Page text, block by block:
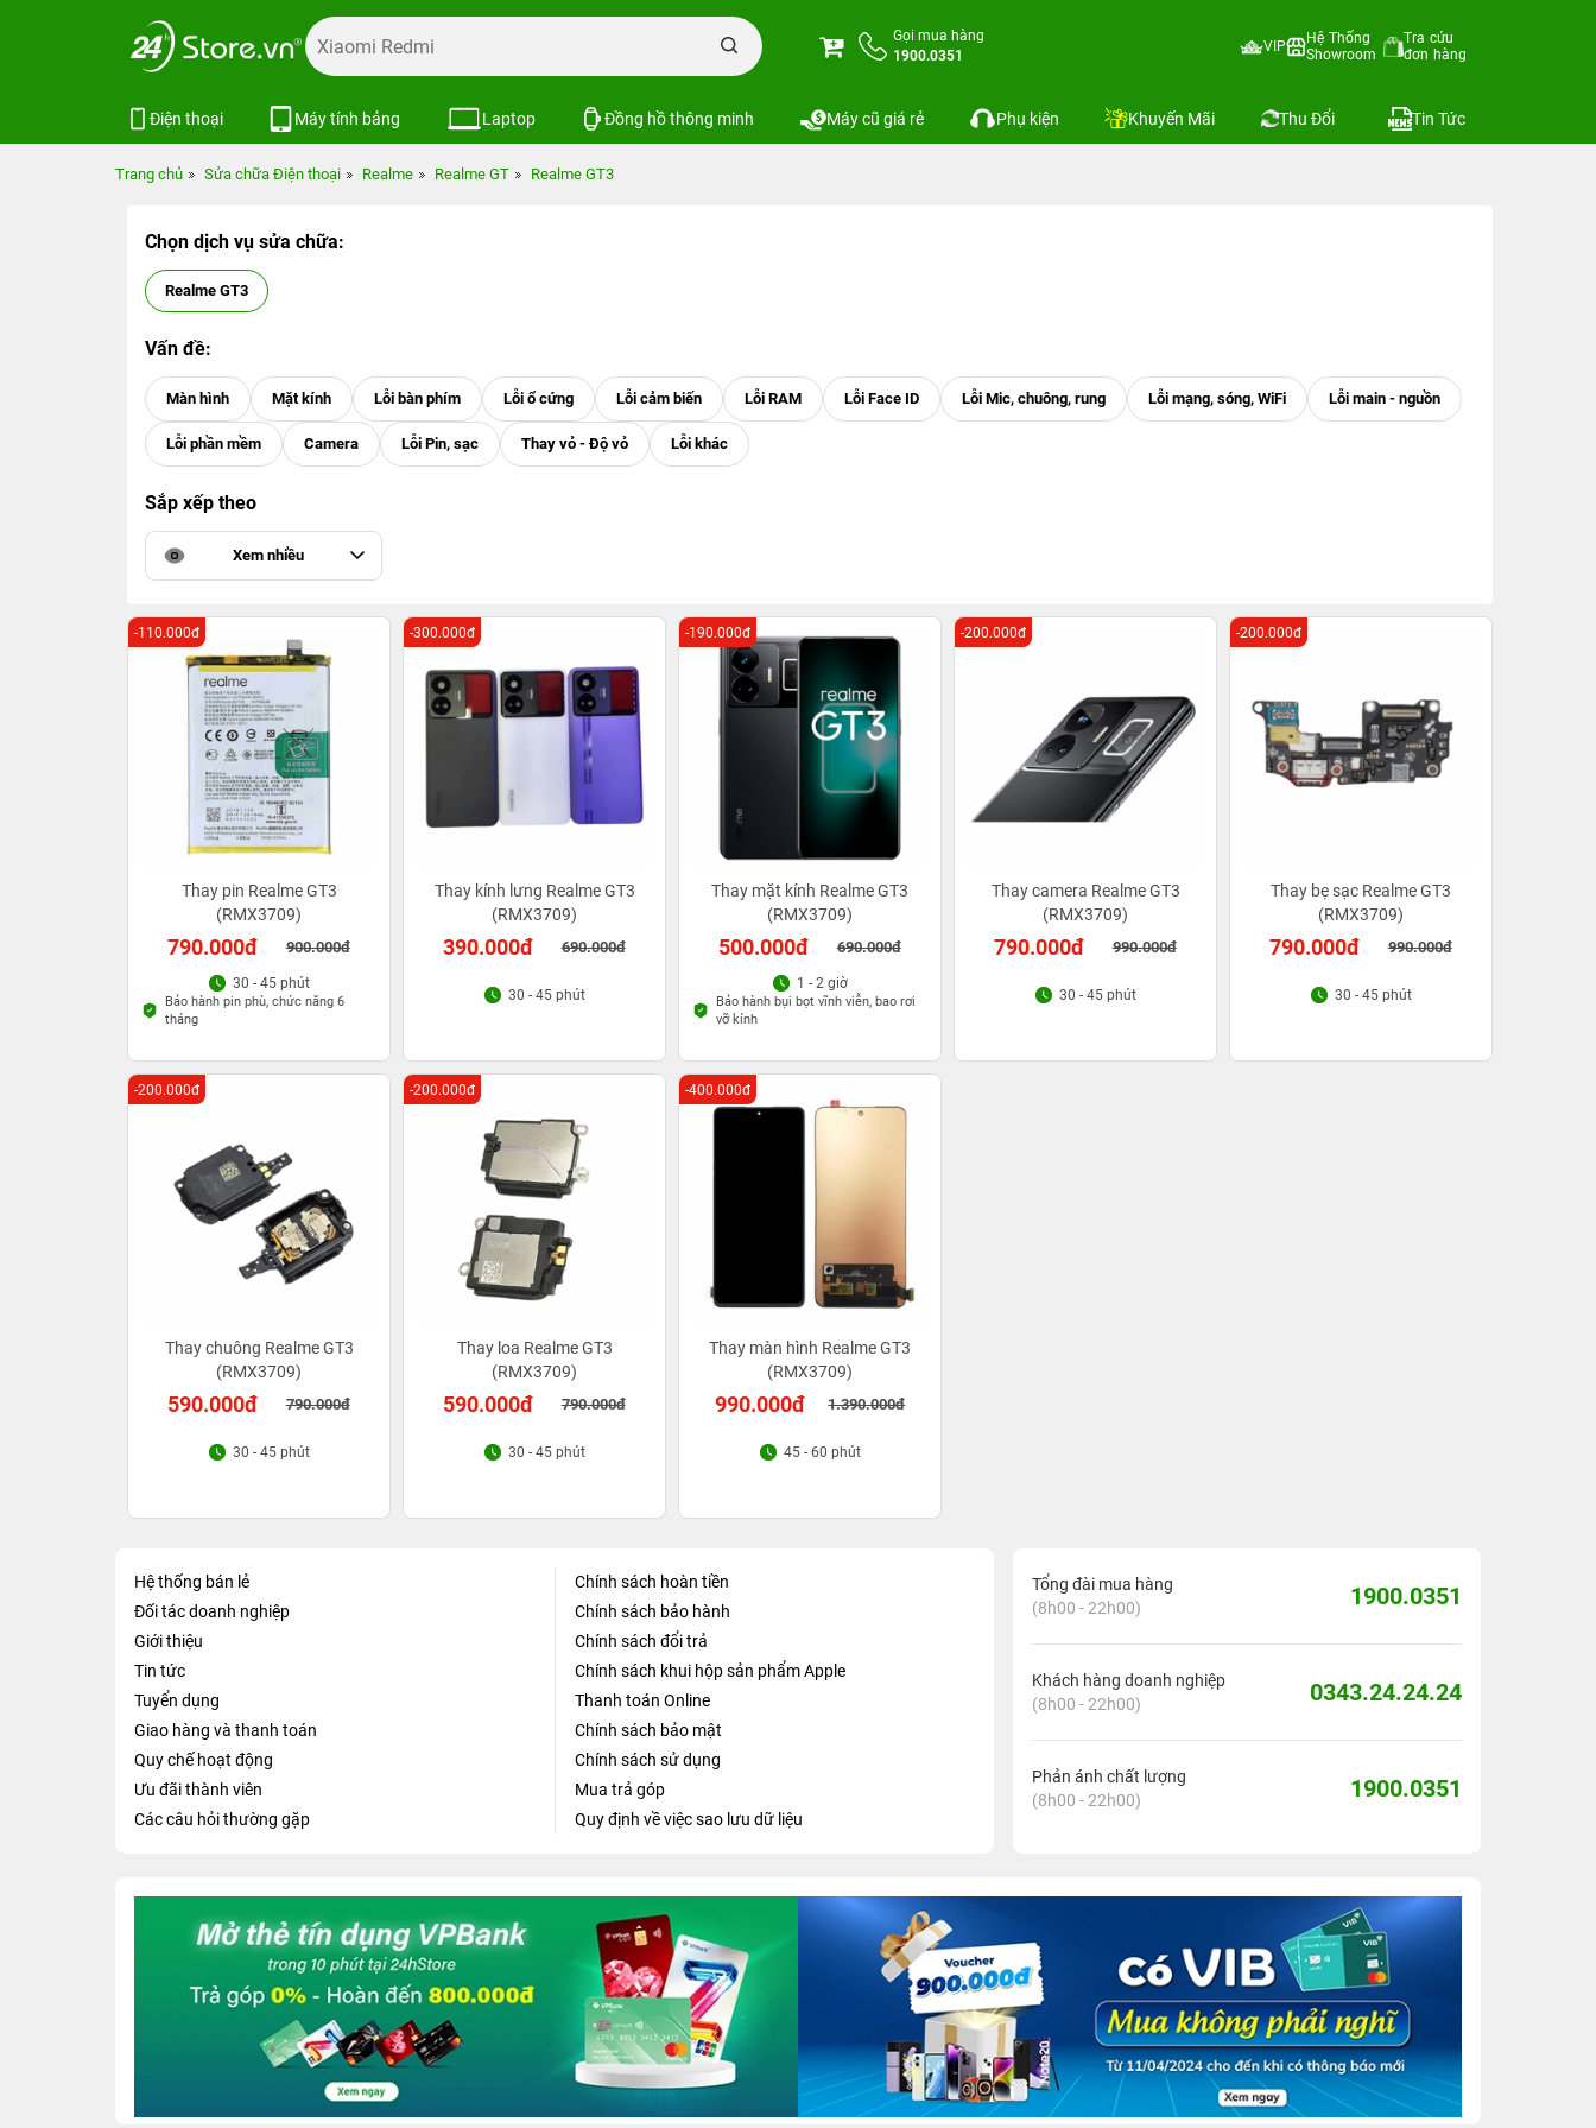
Gọi mua hàng
1900.0351
VIP
Hệ Thống
Showroom
Tra cứu
đơn hàng
Điện thoại Máy tính bảng Laptop Đồng hồ thông minh Máy cũ giá rẻ Phụ kiện Khuyến Mãi Thu Đổi Tin Tức
Trang chủ Sửa chữa Điện thoại Realme Realme GT Realme GT3
Chọn dịch vụ sửa chữa:
Realme GT3
Vấn đề:
Sắp xếp theo
Xem nhiều
Thay pin Realme GT3
(RMX3709)
790.000đ 900.000đ
-110.000đ
30 - 45 phút
Bảo hành pin phù, chức năng 6
tháng
Thay kính lưng Realme GT3
(RMX3709)
390.000đ 690.000đ
-300.000đ
30 - 45 phút
Thay mặt kính Realme GT3
(RMX3709)
500.000đ 690.000đ
-190.000đ
1 - 2 giờ
Bảo hành bụi bọt vĩnh viễn, bao rơi
vỡ kính
Thay camera Realme GT3
(RMX3709)
790.000đ 990.000đ
-200.000đ
30 - 45 phút
Thay bẹ sạc Realme GT3
(RMX3709)
790.000đ 990.000đ
-200.000đ
30 - 45 phút
Thay chuông Realme GT3
(RMX3709)
590.000đ 790.000đ
-200.000đ
30 - 45 phút
Thay loa Realme GT3
(RMX3709)
590.000đ 790.000đ
-200.000đ
30 - 45 phút
Thay màn hình Realme GT3
(RMX3709)
990.000đ 1.390.000đ
-400.000đ
45 - 60 phút
Hệ thống bán lẻ
Đối tác doanh nghiệp
Giới thiệu
Tin tức
Tuyển dụng
Giao hàng và thanh toán
Quy chế hoạt động
Ưu đãi thành viên
Các câu hỏi thường gặp
Chính sách hoàn tiền
Chính sách bảo hành
Chính sách đổi trả
Chính sách khui hộp sản phẩm Apple
Thanh toán Online
Chính sách bảo mật
Chính sách sử dụng
Mua trả góp
Quy định về việc sao lưu dữ liệu
Tổng đài mua hàng
(8h00 - 22h00)
1900.0351
Khách hàng doanh nghiệp
(8h00 - 22h00)
0343.24.24.24
Phản ánh chất lượng
(8h00 - 22h00)
1900.0351